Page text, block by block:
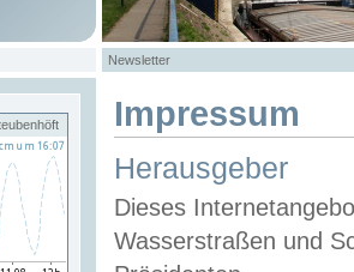
Newsletter
Impressum
Herausgeber
Dieses
Wasserstraßen und